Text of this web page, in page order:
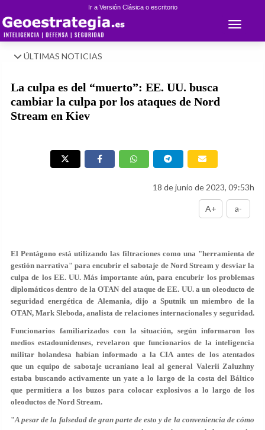
Ir a Versión Clásica o escritorio
Toggle
ÚLTIMAS NOTICIAS
La culpa es del “muerto”: EE. UU. busca
cambiar la culpa por los ataques de Nord
Stream en Kiev
18 de junio de 2023, 09:53h
A+ a-
El Pentágono está utilizando las filtraciones como una "herramienta de
gestión narrativa" para encubrir el sabotaje de Nord Stream y desviar la
culpa de los EE. UU. Más importante aún, para encubrir los problemas
diplomáticos dentro de la OTAN del ataque de EE. UU. a un oleoducto de
seguridad energética de Alemania, dijo a Sputnik un miembro de la
OTAN, Mark Sleboda, analista de relaciones internacionales y seguridad.
Funcionarios familiarizados con la situación, según informaron los
medios estadounidenses, revelaron que funcionarios de la inteligencia
militar holandesa habían informado a la CIA antes de los atentados
que un equipo de sabotaje ucraniano leal al general Valerii Zaluzhny
estaba buscando activamente un yate a lo largo de la costa del Báltico
que permitiera a los buzos para colocar explosivos a lo largo de los
oleoductos de Nord Stream.
"A pesar de la falsedad de gran parte de esto y de la conveniencia de cómo